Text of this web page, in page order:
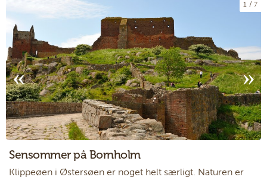
1 7
Sensommer på Bornholm
Klippeøen i Østersøen er noget helt særligt. Naturen er